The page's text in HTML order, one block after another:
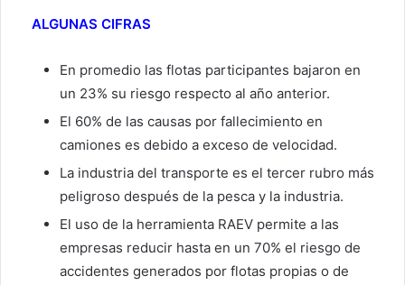
ALGUNAS CIFRAS
En promedio las flotas participantes bajaron en
un 23% su riesgo respecto al año anterior.
El 60% de las causas por fallecimiento en
camiones es debido a exceso de velocidad.
La industria del transporte es el tercer rubro más
peligroso después de la pesca y la industria.
El uso de la herramienta RAEV permite a las
empresas reducir hasta en un 70% el riesgo de
accidentes generados por flotas propias o de